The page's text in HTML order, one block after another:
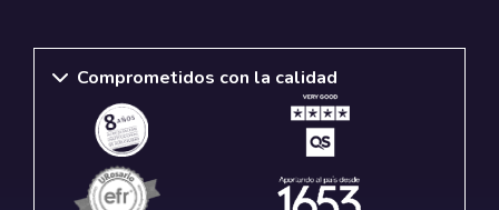
Comprometidos con la calidad